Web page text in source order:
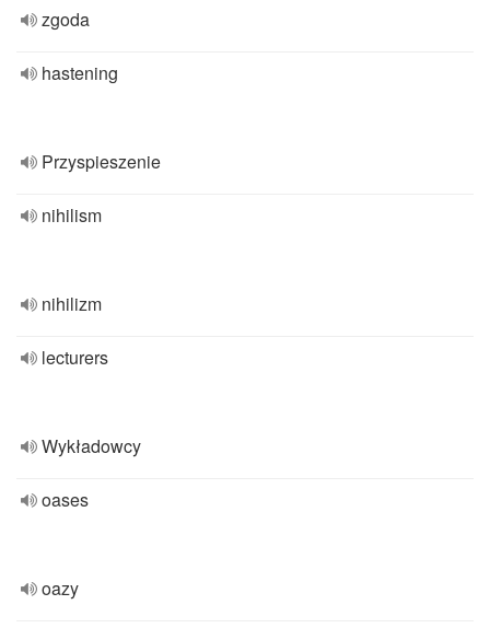
zgoda
hastening
Przyspieszenie
nihilism
nihilizm
lecturers
Wykładowcy
oases
oazy